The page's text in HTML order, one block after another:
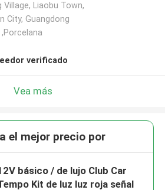
Village, Liaobu Town,
City, Guangdong
verificado
Vea más
el mejor precio por
básico / de lujo Club Car
Kit de luz luz roja señal